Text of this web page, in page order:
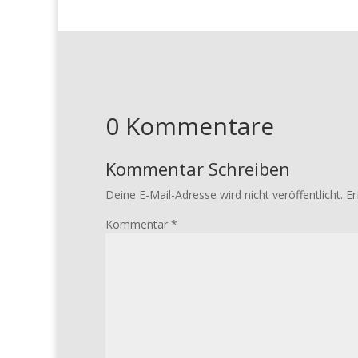
0 Kommentare
Kommentar Schreiben
Deine E-Mail-Adresse wird nicht veröffentlicht.
Kommentar *